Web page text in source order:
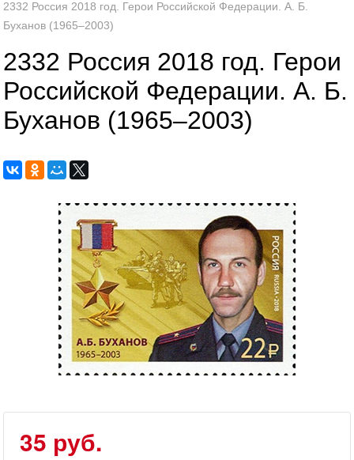
2332 Россия 2018 год. Герои Российской Федерации. А. Б.
Буханов (1965–2003)
2332 Россия 2018 год. Герои
Российской Федерации. А. Б.
Буханов (1965–2003)
35 руб.